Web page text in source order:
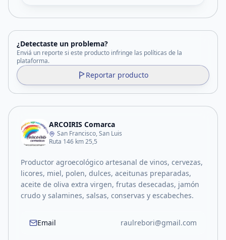
¿Detectaste un problema?
Enviá un reporte si este producto infringe las políticas de la
plataforma.
Reportar producto
ARCOIRIS Comarca
San Francisco, San Luis
Ruta 146 km 25,5
Productor agroecológico artesanal de vinos, cervezas,
licores, miel, polen, dulces, aceitunas preparadas,
aceite de oliva extra virgen, frutas desecadas, jamón
crudo y salamines, salsas, conservas y escabeches.
Email raulrebori@gmail.com